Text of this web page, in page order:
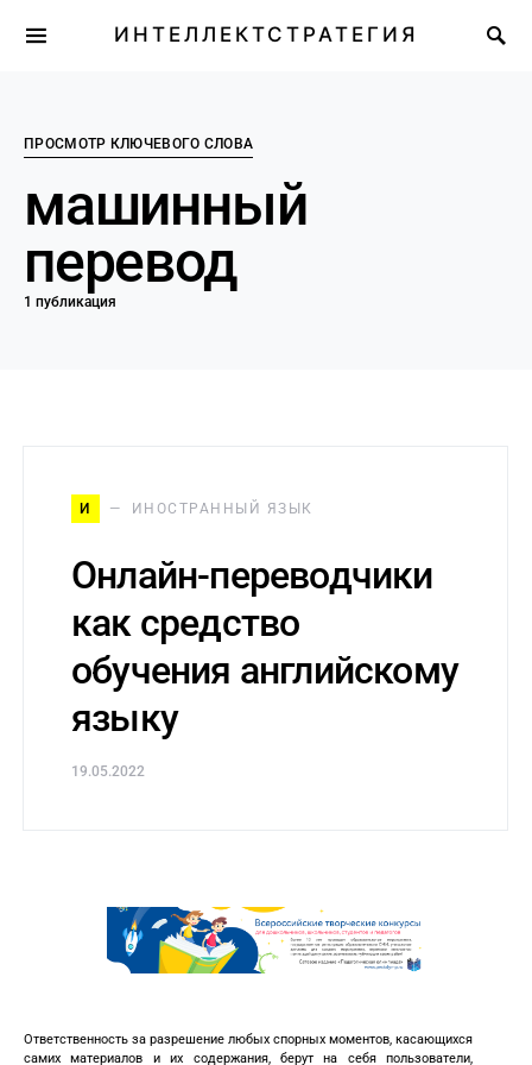
ИНТЕЛЛЕКТСТРАТЕГИЯ
ПРОСМОТР КЛЮЧЕВОГО СЛОВА
машинный
перевод
1 публикация
И ИНОСТРАННЫЙ ЯЗЫК
Онлайн-переводчики
как средство
обучения английскому
языку
19.05.2022
Ответственность за разрешение любых спорных моментов, касающихся
самих материалов и их содержания, берут на себя пользователи,